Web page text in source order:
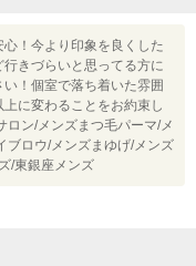
！今より印象を良くした
きづらいと思ってる方に
！個室で落ち着いた雰囲
に変わることをお約束し
ロン/メンズまつ毛パーマ/メ
ブロウ/メンズまゆげ/メンズ
/東銀座メンズ